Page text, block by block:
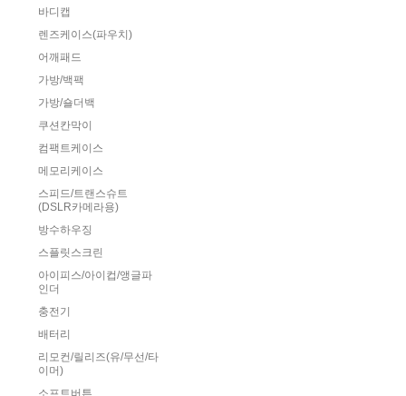
바디캡
렌즈케이스(파우치)
어깨패드
가방/백팩
가방/숄더백
쿠션칸막이
컴팩트케이스
메모리케이스
스피드/트랜스슈트
(DSLR카메라용)
방수하우징
스플릿스크린
아이피스/아이컵/앵글파
인더
충전기
배터리
리모컨/릴리즈(유/무선/타
이머)
소프트버튼